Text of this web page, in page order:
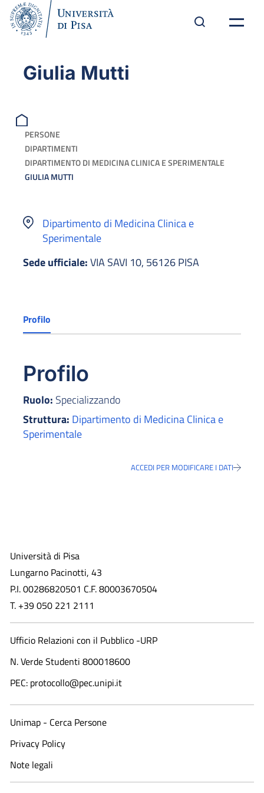
Giulia Mutti
PERSONE
DIPARTIMENTI
DIPARTIMENTO DI MEDICINA CLINICA E SPERIMENTALE
GIULIA MUTTI
Dipartimento di Medicina Clinica e
Sperimentale
Sede ufficiale:VIA SAVI 10, 56126 PISA
Profilo
Profilo
Ruolo: Specializzando
Struttura: Dipartimento di Medicina Clinica e
Sperimentale
ACCEDI PER MODIFICARE I DATI
Università di Pisa
Lungarno Pacinotti, 43
P.I. 00286820501 C.F. 80003670504
T. +39 050 221 2111
Ufficio Relazioni con il Pubblico -URP
N. Verde Studenti 800018600​
PEC: protocollo@pec.unipi.it
Unimap - Cerca Persone
Privacy Policy
Note legali